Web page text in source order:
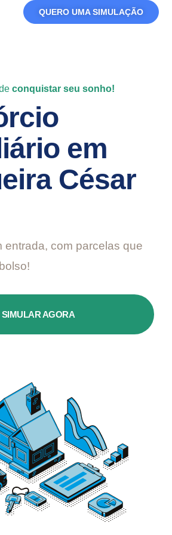
QUERO UMA SIMULAÇÃO
conquistar seu sonho!
em
César
entrada, com parcelas que
SIMULAR AGORA